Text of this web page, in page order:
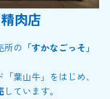
肉店
所の 「すかなごっそ」
葉山牛」をはじめ、
しています。